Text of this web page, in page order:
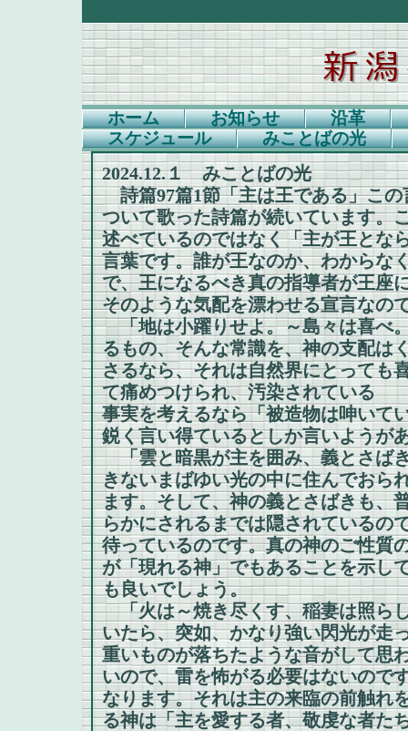
ホーム お知らせ
沿革
スケジュール
みことばの光
2024.12.１ みことばの光
詩篇97篇1節「主は王である」この
ついて歌った詩篇が続いています。
述べているのではなく「主が王とな
言葉です。誰が王なのか、わからな
で、王になるべき真の指導者が王座
そのような気配を漂わせる宣言なの
「地は小躍りせよ。～島々は喜べ
るもの、そんな常識を、神の支配は
さるなら、それは自然界にとっても
て痛めつけられ、汚染されている
事実を考えるなら「被造物は呻いて
鋭く言い得ているとしか言いようが
「雲と暗黒が主を囲み、義とさば
きないまばゆい光の中に住んでおら
ます。そして、神の義とさばきも、
らかにされるまでは隠されているの
待っているのです。真の神のご性質
が「現れる神」でもあることを示し
も良いでしょう。
「火は～焼き尽くす、稲妻は照ら
いたら、突如、かなり強い閃光が走
重いものが落ちたような音がして思
いので、雷を怖がる必要はないので
なります。それは主の来臨の前触れ
る神は「主を愛する者、敬虔な者た